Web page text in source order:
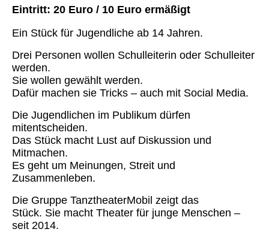
Eintritt: 20 Euro / 10 Euro ermäßigt
Ein Stück für Jugendliche ab 14 Jahren.
Drei Personen wollen Schulleiterin oder Schulleiter
werden.
Sie wollen gewählt werden.
Dafür machen sie Tricks – auch mit Social Media.
Die Jugendlichen im Publikum dürfen
mitentscheiden.
Das Stück macht Lust auf Diskussion und
Mitmachen.
Es geht um Meinungen, Streit und
Zusammenleben.
Die Gruppe TanztheaterMobil zeigt das
Stück. Sie macht Theater für junge Menschen –
seit 2014.